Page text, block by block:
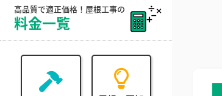
高品質で適正価格！屋根工事の
料金一覧